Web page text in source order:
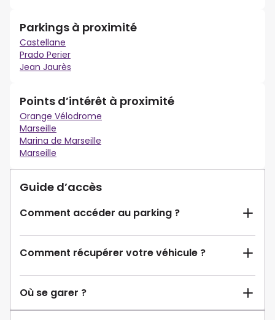
Parkings à proximité
Castellane
Prado Perier
Jean Jaurès
Points d’intérêt à proximité
Orange Vélodrome
Marseille
Marina de Marseille
Marseille
Guide d’accès
Comment accéder au parking ?
Comment récupérer votre véhicule ?
Où se garer ?